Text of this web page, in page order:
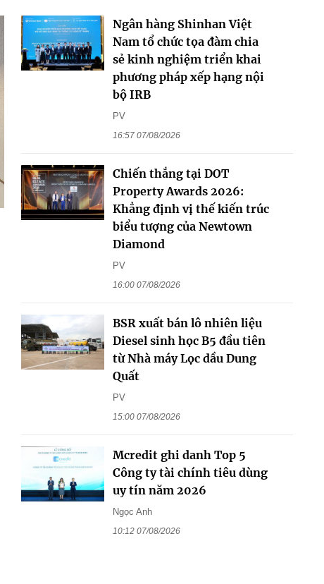
Ngân hàng Shinhan Việt
Nam tổ chức tọa đàm chia
sẻ kinh nghiệm triển khai
phương pháp xếp hạng nội
bộ IRB
PV
16:57 07/08/2026
Chiến thắng tại DOT
Property Awards 2026:
Khẳng định vị thế kiến trúc
biểu tượng của Newtown
Diamond
PV
16:00 07/08/2026
BSR xuất bán lô nhiên liệu
Diesel sinh học B5 đầu tiên
từ Nhà máy Lọc dầu Dung
Quất
PV
15:00 07/08/2026
Mcredit ghi danh Top 5
Công ty tài chính tiêu dùng
uy tín năm 2026
Ngọc Anh
10:12 07/08/2026